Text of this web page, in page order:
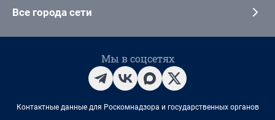
Все города сети
Мы в соцсетях
Контактные данные для Роскомнадзора и государственных органов